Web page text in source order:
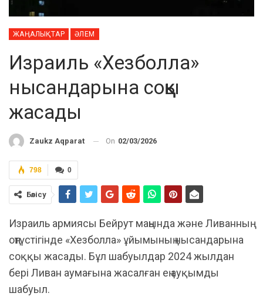
ЖАҢАЛЫҚТАР ӘЛЕМ
Израиль «Хезболла»
нысандарына соққы
жасады
Zaukz Aqparat On 02/03/2026
0
798
Бөлісу
Израиль армиясы Бейрут маңында және Ливанның
оңтүстігінде «Хезболла» ұйымының нысандарына
соққы жасады. Бұл шабуылдар 2024 жылдан
бері Ливан аумағына жасалған ең ауқымды
шабуыл.